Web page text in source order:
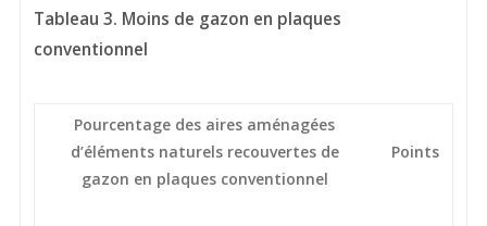
Tableau 3. Moins de gazon en plaques
conventionnel
Pourcentage des aires aménagées
d’éléments naturels recouvertes de
gazon en plaques conventionnel
Points